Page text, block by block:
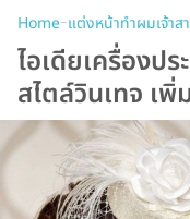
Home–แต่งหน้าทำผมเจ้าส
ไอเดียเครื่องป
สไตล์วินเทจ เ